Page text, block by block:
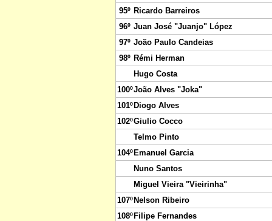
95º Ricardo Barreiros
96º Juan José "Juanjo" López
97º João Paulo Candeias
98º Rémi Herman
Hugo Costa
100ºJoão Alves "Joka"
101º Diogo Alves
102ºGiulio Cocco
Telmo Pinto
104º Emanuel Garcia
Nuno Santos
Miguel Vieira "Vieirinha"
107º Nelson Ribeiro
108º Filipe Fernandes